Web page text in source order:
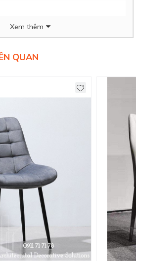
cao cấp, chân sắt.
(Giá gốc 2.450.000đ)
Giao Hàng Nội Thành HCM, Biên
Cho Phòng Bếp Sang
chắc chắn sẽ cần có những chiếc ghế
thành phần giúp hoàn thiện nội thất
khác biệt, khiến căn bếp của bạn trở
thời cũng giúp những bữa cơm gia
trọn vẹn.
Xem thêm
QUAN